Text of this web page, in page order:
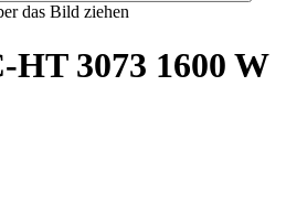
das Bild ziehen
3073 1600 W